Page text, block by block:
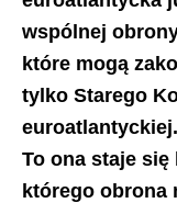
wspólnej
które mogą
tylko Starego
To ona staje się
którego obrona